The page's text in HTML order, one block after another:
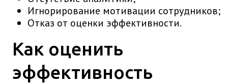
Игнорирование мотивации сотрудников;
Отказ от оценки эффективности.
Как оценить
эффективность